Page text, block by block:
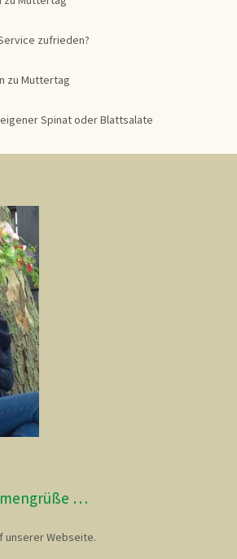
zufrieden?
zu Muttertag
Spinat oder Blattsalate
…
unserer Webseite.